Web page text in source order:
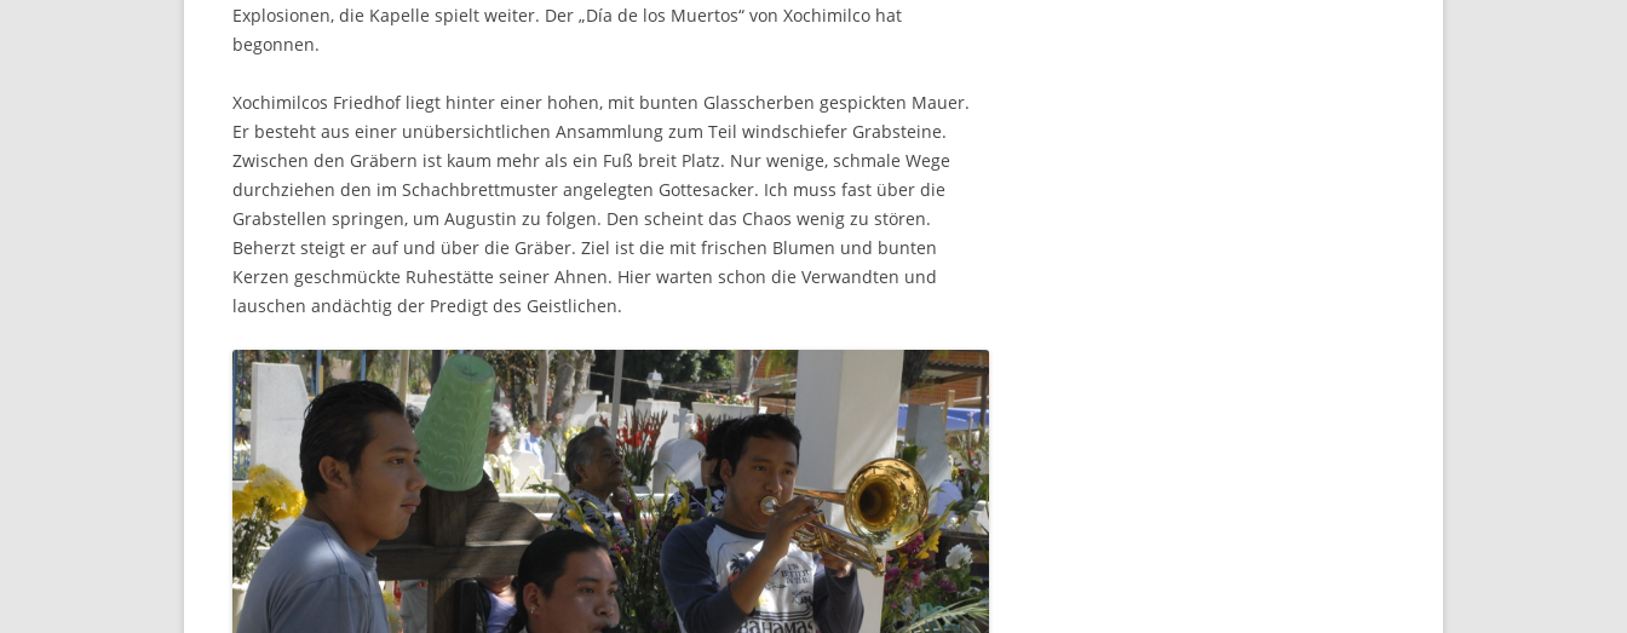
Explosionen, die Kapelle spielt weiter. Der „Día de los Muertos“ von Xochimilco hat
begonnen.
Xochimilcos Friedhof liegt hinter einer hohen, mit bunten Glasscherben gespickten Mauer.
Er besteht aus einer unübersichtlichen Ansammlung zum Teil windschiefer Grabsteine.
Zwischen den Gräbern ist kaum mehr als ein Fuß breit Platz. Nur wenige, schmale Wege
durchziehen den im Schachbrettmuster angelegten Gottesacker. Ich muss fast über die
Grabstellen springen, um Augustin zu folgen. Den scheint das Chaos wenig zu stören.
Beherzt steigt er auf und über die Gräber. Ziel ist die mit frischen Blumen und bunten
Kerzen geschmückte Ruhestätte seiner Ahnen. Hier warten schon die Verwandten und
lauschen andächtig der Predigt des Geistlichen.